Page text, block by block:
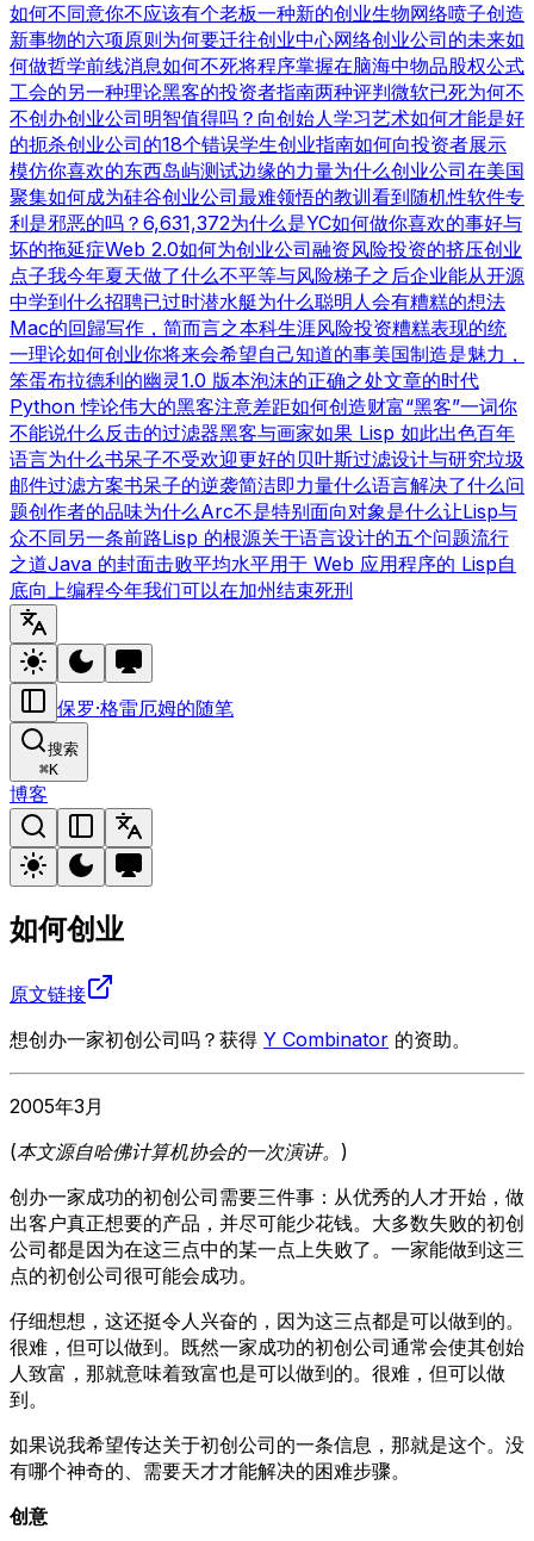
如何不同意你不应该有个老板一种新的创业生物网络喷子创造
新事物的六项原则为何要迁往创业中心网络创业公司的未来如
何做哲学前线消息如何不死将程序掌握在脑海中物品股权公式
工会的另一种理论黑客的投资者指南两种评判微软已死为何不
不创办创业公司明智值得吗？ 向创始人学习艺术如何才能是好
的扼杀创业公司的18个错误学生创业指南如何向投资者展示
模仿你喜欢的东西岛屿测试边缘的力量为什么创业公司在美国
聚集如何成为硅谷创业公司最难领悟的教训 看到随机性软件专
利是邪恶的吗？ 6,631,372为什么是YC如何做你喜欢的事好与
坏的拖延症Web 2.0如何为创业公司融资风险投资的挤压创业
点子我今年夏天做了什么不平等与风险梯子之后企业能从开源
中学到什么招聘已过时潜水艇为什么聪明人会有糟糕的想法
Mac的回歸写作，简而言之本科生涯风险投资糟糕表现的统
一理论如何创业你将来会希望自己知道的事美国制造是魅力，
笨蛋布拉德利的幽灵1.0 版本泡沫的正确之处文章的时代
Python 悖论伟大的黑客注意差距如何创造财富“黑客”一词你
不能说什么反击的过滤器黑客与画家如果 Lisp 如此出色百年
语言为什么书呆子不受欢迎更好的贝叶斯过滤设计与研究垃圾
邮件过滤方案书呆子的逆袭简洁即力量什么语言解决了什么问
题创作者的品味为什么Arc不是特别面向对象是什么让Lisp与
众不同另一条前路Lisp 的根源关于语言设计的五个问题流行
之道Java 的封面击败平均水平用于 Web 应用程序的 Lisp自
底向上编程今年我们可以在加州结束死刑
保罗·格雷厄姆的随笔
搜索
⌘K
博客
如何创业
原文链接
想创办一家初创公司吗？获得 Y Combinator 的资助。
2005年3月
(本文源自哈佛计算机协会的一次演讲。)
创办一家成功的初创公司需要三件事：从优秀的人才开始，做
出客户真正想要的产品，并尽可能少花钱。大多数失败的初创
公司都是因为在这三点中的某一点上失败了。一家能做到这三
点的初创公司很可能会成功。
仔细想想，这还挺令人兴奋的，因为这三点都是可以做到的。
很难，但可以做到。既然一家成功的初创公司通常会使其创始
人致富，那就意味着致富也是可以做到的。很难，但可以做
到。
如果说我希望传达关于初创公司的一条信息，那就是这个。没
有哪个神奇的、需要天才才能解决的困难步骤。
创意